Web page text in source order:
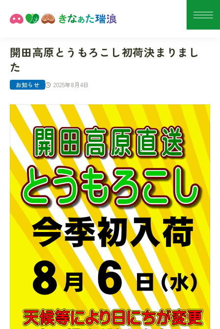
開田高原とうもろこし初荷決まりまし
た
2025年8月4日
お知らせ